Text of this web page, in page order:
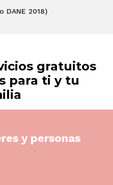
DANE 2018)
gratuitos
para ti y tu
y personas